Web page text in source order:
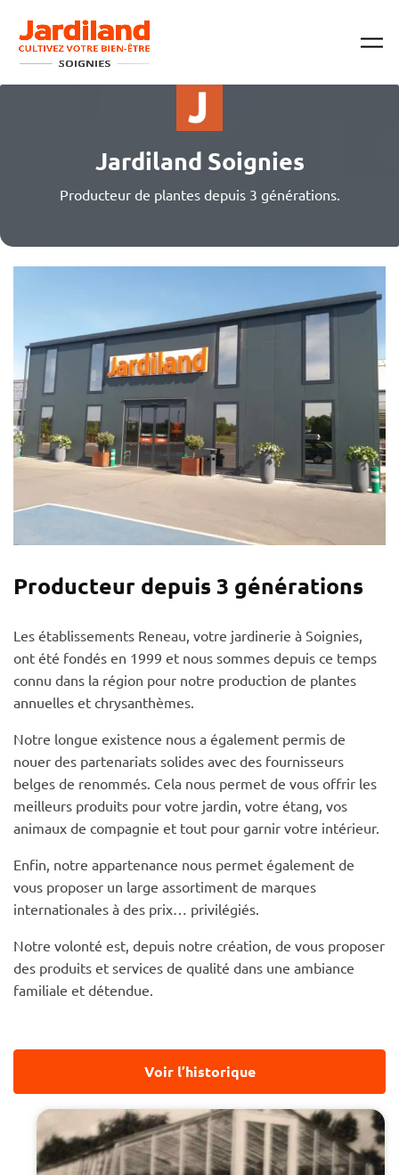
Jardiland Soignies
Producteur de plantes depuis 3 générations.
Producteur depuis 3 générations
Les établissements Reneau, votre jardinerie à Soignies,
ont été fondés en 1999 et nous sommes depuis ce temps
connu dans la région pour notre production de plantes
annuelles et chrysanthèmes.
Notre longue existence nous a également permis de
nouer des partenariats solides avec des fournisseurs
belges de renommés. Cela nous permet de vous offrir les
meilleurs produits pour votre jardin, votre étang, vos
animaux de compagnie et tout pour garnir votre intérieur.
Enfin, notre appartenance nous permet également de
vous proposer un large assortiment de marques
internationales à des prix… privilégiés.
Notre volonté est, depuis notre création, de vous proposer
des produits et services de qualité dans une ambiance
familiale et détendue.
Voir l’historique